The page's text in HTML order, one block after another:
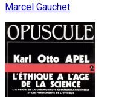
Marcel Gauchet